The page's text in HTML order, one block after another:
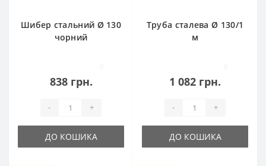
Шибер стальний Ø 130
чорний
838 грн.
- +
ДО КОШИКА
Труба сталева Ø 130/1
м
1 082 грн.
- +
ДО КОШИКА